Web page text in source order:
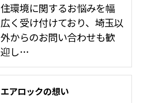
住環境に関するお悩みを幅
広く受け付けており、埼玉以
外からのお問い合わせも歓
迎し…
エアロックの想い